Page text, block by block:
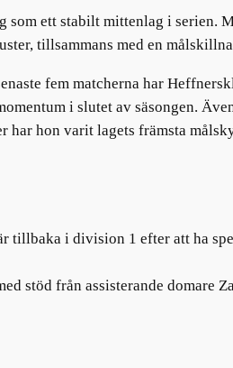
ett stabilt mittenlag i serien.
tillsammans med en
fem matcherna har
i slutet av säsongen.
har hon varit lagets främsta
i division 1 efter att ha
stöd från assisterande domare